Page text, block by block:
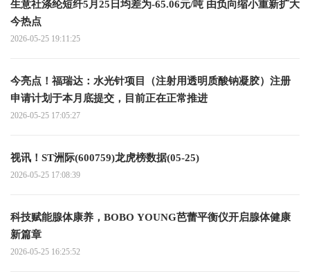
生意社涤纶短纤5月25日均差为-65.06元/吨 由负向缩小重新扩大
今热点
2026-05-25 19:11:25
今亮点！福瑞达：水光针项目（注射用透明质酸钠凝胶）注册
申请计划于本月底提交，目前正在正常推进
2026-05-25 17:05:27
视讯！ST洲际(600759)龙虎榜数据(05-25)
2026-05-25 17:08:39
科技赋能腺体康养，BOBO YOUNG芭蕾平衡仪开启腺体健康
新篇章
2026-05-25 16:25:52